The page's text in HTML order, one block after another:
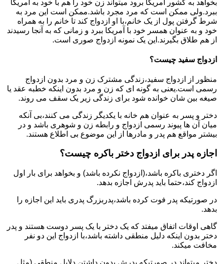
بخواهد به کشور آمریکا برود میتواند زن خود را هم با خود به آمریکا
ببرد.ولی ممکن است که مرد مجرد باشد.ممکن است این مرد به
شرط گرفتن پول از یک خانم،با او ازدواج کند تا خانم را به همراه
خود و به عنوان همسر خود با آمریکا ببرد و زمانی که به آنجا رسیدند
از هم طلاق بگیرند.این یک نمونه ازدواج صوری است.
ازدواج سفید چیست؟
منظور از ازدواج سفید،زندگی مشترک زن و مرد بدون ازدواج
رسمی است.یعنی به گونه ای که زن و مرد بدون اینکه خطبه عقد یا
صیغه بین شان خوانده شود برای زندگی زیر یک سقف می روند.
دختر و پسر به عنوان هم خانه با یکدیگر زندگی می کنند،بی آنکه
میان آن ها پیوند رسمی ازدواج و رابطه زن و شوهری باشد و در
بیشتر مواقع هم پدر و مادرها از این موضوع بی اطلاع هستند.
اجازه پدر برای ازدواج دختر باکره چیست؟
اگر دختری باکره باشد،(ازدواج نکرده باشد) و بخواهد برای بار اول
ازدواج کند،حتما باید پدرش اجازه بدهد.
در صورتیکه پدر فوت کرده باشد،پدربزرگ پدری باید این اجازه را
بدهد.
گاهی اوقات اتفاق میفتد که یک دختر با یک پسر دوست هستند و پدر
دختر بدون اینکه دلیل منطقی داشته باشد،با ازدواج این دو نفر
مخافت میکند.
دختر میتواند در صورتیکه پدرش بدون داشتن دلایل منطقی (مثل